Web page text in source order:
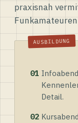
praxisnah
01
Detail.
02